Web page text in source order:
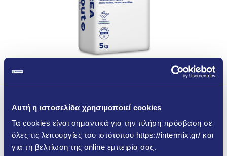
Αυτή η ιστοσελίδα χρησιμοποιεί cookies
Τα cookies είναι σημαντικά για την πλήρη πρόσβαση σε
όλες τις λειτουργίες του ιστότοπου https://intermix.gr/ και
για τη βελτίωση της online εμπειρία σας.
ΛΕΠΤΟΚΟΚΚΟΣ, ΥΔΑΤΑΠΩΘΗΤΙΚΟΣ,
ΡΗΤΙΝΟΥΧΟΣ, ΤΣΙΜΕΝΤΟΕΙΔΗΣ
ΑΡΜΟΣΤΟΚΟΣ ΠΛΑΚΙΔΙΩΝ